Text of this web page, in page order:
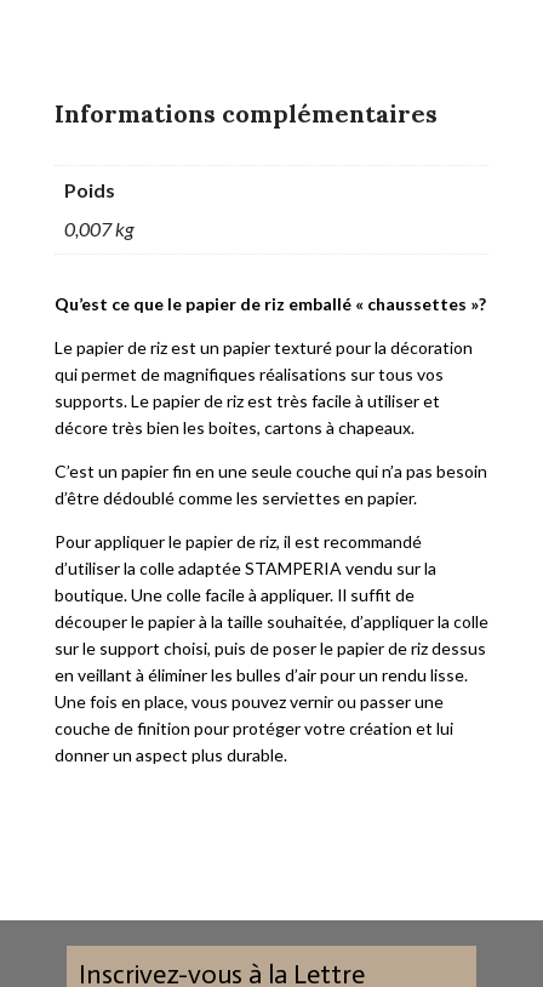
Informations complémentaires
Poids
0,007 kg
Qu’est ce que le papier de riz emballé « chaussettes »?
Le papier de riz est un papier texturé pour la décoration
qui permet de magnifiques réalisations sur tous vos
supports. Le papier de riz est très facile à utiliser et
décore très bien les boites, cartons à chapeaux.
C’est un papier fin en une seule couche qui n’a pas besoin
d’être dédoublé comme les serviettes en papier.
Pour appliquer le papier de riz, il est recommandé
d’utiliser la colle adaptée STAMPERIA vendu sur la
boutique. Une colle facile à appliquer. Il suffit de
découper le papier à la taille souhaitée, d’appliquer la colle
sur le support choisi, puis de poser le papier de riz dessus
en veillant à éliminer les bulles d’air pour un rendu lisse.
Une fois en place, vous pouvez vernir ou passer une
couche de finition pour protéger votre création et lui
donner un aspect plus durable.
Inscrivez-vous à la Lettre